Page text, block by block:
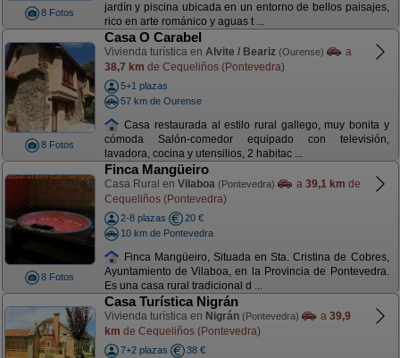
8 Fotos
jardín y piscina ubicada en un entorno de bellos paisajes,
rico en arte románico y aguas t ...
8 Fotos
Casa O Carabel
Vivienda turística en Alvite / Beariz (Ourense)
a
38,7 km de Cequeliños (Pontevedra)
5+1 plazas
57 km de Ourense
Casa restaurada al estilo rural gallego, muy bonita y
cómoda Salón-comedor equipado con televisión,
lavadora, cocina y utensilios, 2 habitac ...
8 Fotos
Finca Mangüeiro
Casa Rural en Vilaboa (Pontevedra) a 39,1 km de
Cequeliños (Pontevedra)
2-8 plazas
20 €
10 km de Pontevedra
Finca Mangüeiro, Situada en Sta. Cristina de Cobres,
Ayuntamiento de Vilaboa, en la Provincia de Pontevedra.
Es una casa rural tradicional d ...
Casa Turística Nigrán
Vivienda turística en Nigrán (Pontevedra) a 39,9
km de Cequeliños (Pontevedra)
7+2 plazas
38 €